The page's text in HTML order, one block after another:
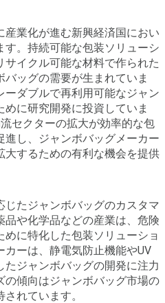
産業化が進む新興経済国におい
す。持続可能な包装ソリューシ
サイクル可能な材料で作られた
ッグの需要が生まれていま
ダブルで再利用可能なジャン
に研究開発に投資していま
セクターの拡大が効率的な包
し、ジャンボバッグメーカー
大するための有利な機会を提供
じたジャンボバッグのカスタマ
品や化学品などの産業は、危険
に特化した包装ソリューショ
ーは、静電気防止機能やUV
ジャンボバッグの開発に注力
の傾向はジャンボバッグ市場の
れています。